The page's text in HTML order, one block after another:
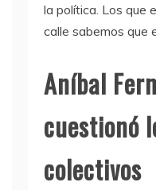
la política. Los que
calle sabemos que
Aníbal
cuestionó
colectivos